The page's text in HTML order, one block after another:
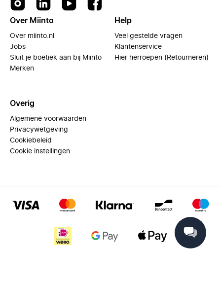
Over Miinto
Over miinto.nl
Jobs
Sluit je boetiek aan bij Miinto
Merken
Help
Veel gestelde vragen
Klantenservice
Hier herroepen (Retourneren)
Overig
Algemene voorwaarden
Privacywetgeving
Cookiebeleid
Cookie instellingen